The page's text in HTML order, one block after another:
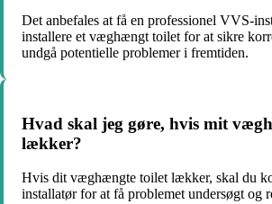
Det anbefales at få en professionel VVS-
installere et væghængt toilet for at sikre
undgå potentielle problemer i fremtiden.
Hvad skal jeg gøre, hvis mit
lækker?
Hvis dit væghængte toilet lækker, skal du
installatør for at få problemet undersøgt og